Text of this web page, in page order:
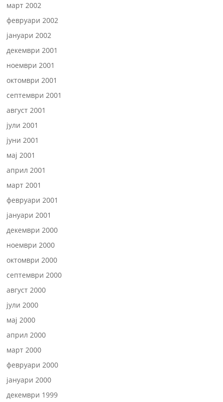
март 2002
февруари 2002
јануари 2002
декември 2001
ноември 2001
октомври 2001
септември 2001
август 2001
јули 2001
јуни 2001
мај 2001
април 2001
март 2001
февруари 2001
јануари 2001
декември 2000
ноември 2000
октомври 2000
септември 2000
август 2000
јули 2000
мај 2000
април 2000
март 2000
февруари 2000
јануари 2000
декември 1999